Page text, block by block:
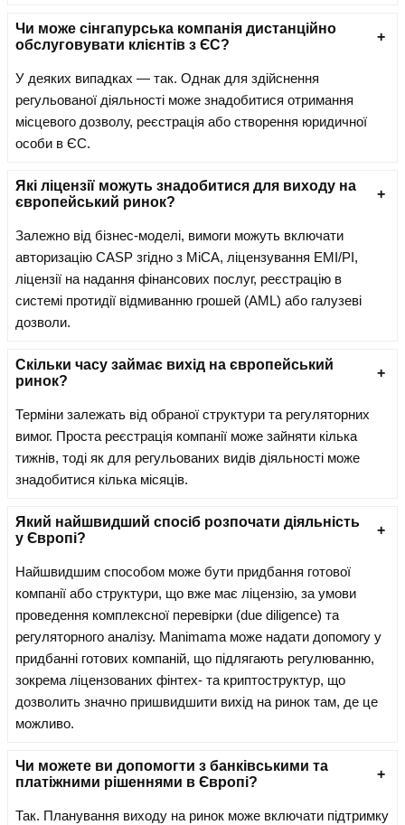
Чи може сінгапурська компанія дистанційно
обслуговувати клієнтів з ЄС?
У деяких випадках — так. Однак для здійснення
регульованої діяльності може знадобитися отримання
місцевого дозволу, реєстрація або створення юридичної
особи в ЄС.
Які ліцензії можуть знадобитися для виходу на
європейський ринок?
Залежно від бізнес-моделі, вимоги можуть включати
авторизацію CASP згідно з MiCA, ліцензування EMI/PI,
ліцензії на надання фінансових послуг, реєстрацію в
системі протидії відмиванню грошей (AML) або галузеві
дозволи.
Скільки часу займає вихід на європейський
ринок?
Терміни залежать від обраної структури та регуляторних
вимог. Проста реєстрація компанії може зайняти кілька
тижнів, тоді як для регульованих видів діяльності може
знадобитися кілька місяців.
Який найшвидший спосіб розпочати діяльність
у Європі?
Найшвидшим способом може бути придбання готової
компанії або структури, що вже має ліцензію, за умови
проведення комплексної перевірки (due diligence) та
регуляторного аналізу. Manimama може надати допомогу у
придбанні готових компаній, що підлягають регулюванню,
зокрема ліцензованих фінтех- та криптоструктур, що
дозволить значно пришвидшити вихід на ринок там, де це
можливо.
Чи можете ви допомогти з банківськими та
платіжними рішеннями в Європі?
Так. Планування виходу на ринок може включати підтримку